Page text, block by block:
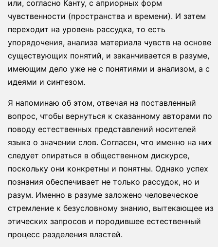
или, согласно Канту, с априорных форм
чувственности (пространства и времени). И затем
переходит на уровень рассудка, то есть
упорядочения, анализа материала чувств на основе
существующих понятий, и заканчивается в разуме,
имеющим дело уже не с понятиями и анализом, а с
идеями и синтезом.
Я напоминаю об этом, отвечая на поставленный
вопрос, чтобы вернуться к сказанному авторами по
поводу естественных представлений носителей
языка о значении слов. Согласен, что именно на них
следует опираться в общественном дискурсе,
поскольку они конкретны и понятны. Однако успех
познания обеспечивает не только рассудок, но и
разум. Именно в разуме заложено человеческое
стремление к безусловному знанию, вытекающее из
этических запросов и породившее естественный
процесс разделения властей.